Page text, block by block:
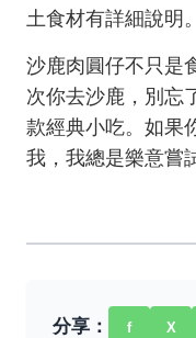
土食材有詳細說明。
沙鹿肉圓仔不只是
次你去沙鹿，別忘
款經典小吃。如果
我，我總是樂意嘗
分享： f X